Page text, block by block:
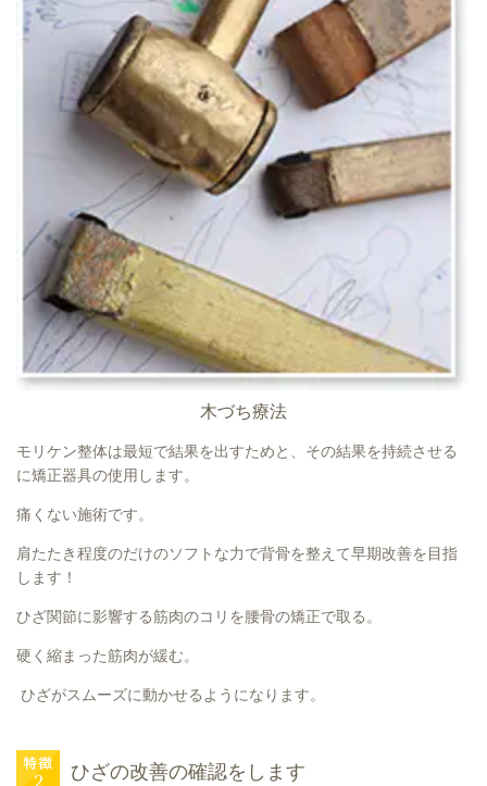
木づち療法
モリケン整体は最短で結果を出すためと、その結果を持続させる
に矯正器具の使用します。
痛くない施術です。
肩たたき程度のだけのソフトな力で背骨を整えて早期改善を目指
します！
ひざ関節に影響する筋肉のコリを腰骨の矯正で取る。
硬く縮まった筋肉が緩む。
ひざがスムーズに動かせるようになります。
ひざの改善の確認をします